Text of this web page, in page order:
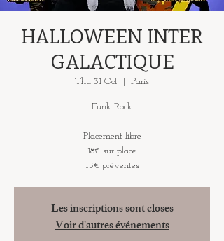
HALLOWEEN INTER
GALACTIQUE
Thu 31 Oct Paris
Funk Rock
Placement libre
18€ sur place
15€ préventes
Les inscriptions sont closes
Voir d'autres événements